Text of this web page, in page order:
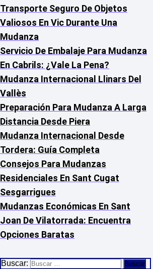
Transporte Seguro De Objetos
Valiosos En Vic Durante Una
Mudanza
Servicio De Embalaje Para Mudanza
En Cabrils: ¿Vale La Pena?
Mudanza Internacional Llinars Del
Vallès
Preparación Para Mudanza A Larga
Distancia Desde Piera
Mudanza Internacional Desde
Tordera: Guía Completa
Consejos Para Mudanzas
Residenciales En Sant Cugat
Sesgarrigues
Mudanzas Económicas En Sant
Joan De Vilatorrada: Encuentra
Opciones Baratas
Buscar: